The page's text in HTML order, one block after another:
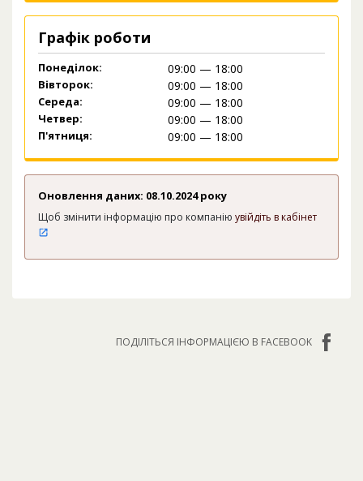
Графік роботи
Понеділок: 09:00 — 18:00
Вівторок: 09:00 — 18:00
Середа: 09:00 — 18:00
Четвер: 09:00 — 18:00
П'ятниця: 09:00 — 18:00
Оновлення даних: 08.10.2024 року
Щоб змінити інформацію про компанію увійдіть в кабінет
ПОДІЛІТЬСЯ ІНФОРМАЦІЄЮ В FACEBOOK